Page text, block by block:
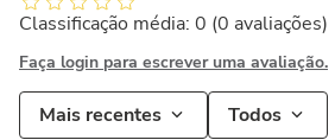
Classificação média: 0 (0 avaliações)
Faça login para escrever uma avaliação.
Mais recentes Todos